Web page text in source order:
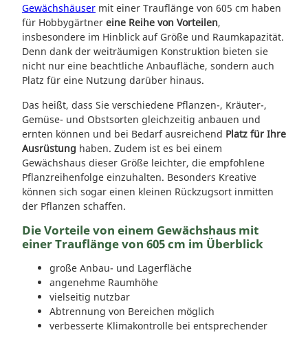
Gewächshäuser mit einer Trauflänge von 605 cm haben
für Hobbygärtner eine Reihe von Vorteilen,
insbesondere im Hinblick auf Größe und Raumkapazität.
Denn dank der weiträumigen Konstruktion bieten sie
nicht nur eine beachtliche Anbaufläche, sondern auch
Platz für eine Nutzung darüber hinaus.
Das heißt, dass Sie verschiedene Pflanzen-, Kräuter-,
Gemüse- und Obstsorten gleichzeitig anbauen und
ernten können und bei Bedarf ausreichend Platz für Ihre
Ausrüstung haben. Zudem ist es bei einem
Gewächshaus dieser Größe leichter, die empfohlene
Pflanzreihenfolge einzuhalten. Besonders Kreative
können sich sogar einen kleinen Rückzugsort inmitten
der Pflanzen schaffen.
Die Vorteile von einem Gewächshaus mit
einer Trauflänge von 605 cm im Überblick
große Anbau- und Lagerfläche
angenehme Raumhöhe
vielseitig nutzbar
Abtrennung von Bereichen möglich
verbesserte Klimakontrolle bei entsprechender